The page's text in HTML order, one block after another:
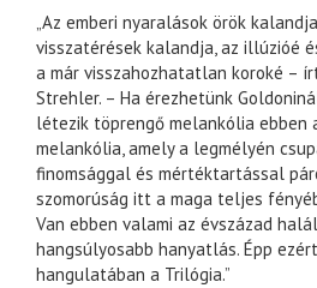
„Az emberi nyaralások örök
visszatérések kalandja, az illúzióé
a már visszahozhatatlan koroké –
Strehler. – Ha érezhetünk
létezik töprengő melankólia ebben
melankólia, amely a legmélyén
finomsággal és mértéktartással
szomorúság itt a maga teljes
Van ebben valami az évszázad
hangsúlyosabb hanyatlás. Épp
hangulatában a Trilógia.”